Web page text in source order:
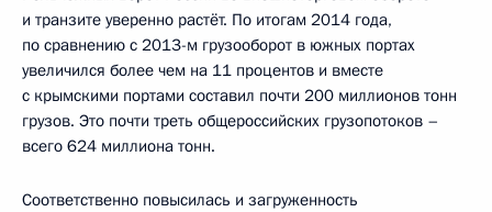
и транзите уверенно растёт. По итогам 2014 года,
по сравнению с 2013-м грузооборот в южных портах
увеличился более чем на 11 процентов и вместе
с крымскими портами составил почти 200 миллионов тонн
грузов. Это почти треть общероссийских грузопотоков –
всего 624 миллиона тонн.
Соответственно повысилась и загруженность